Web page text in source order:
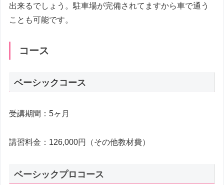
出来るでしょう。駐車場が完備されてますから車で通う
ことも可能です。
コース
ベーシックコース
受講期間：5ヶ月
講習料金：126,000円（その他教材費）
ベーシックプロコース